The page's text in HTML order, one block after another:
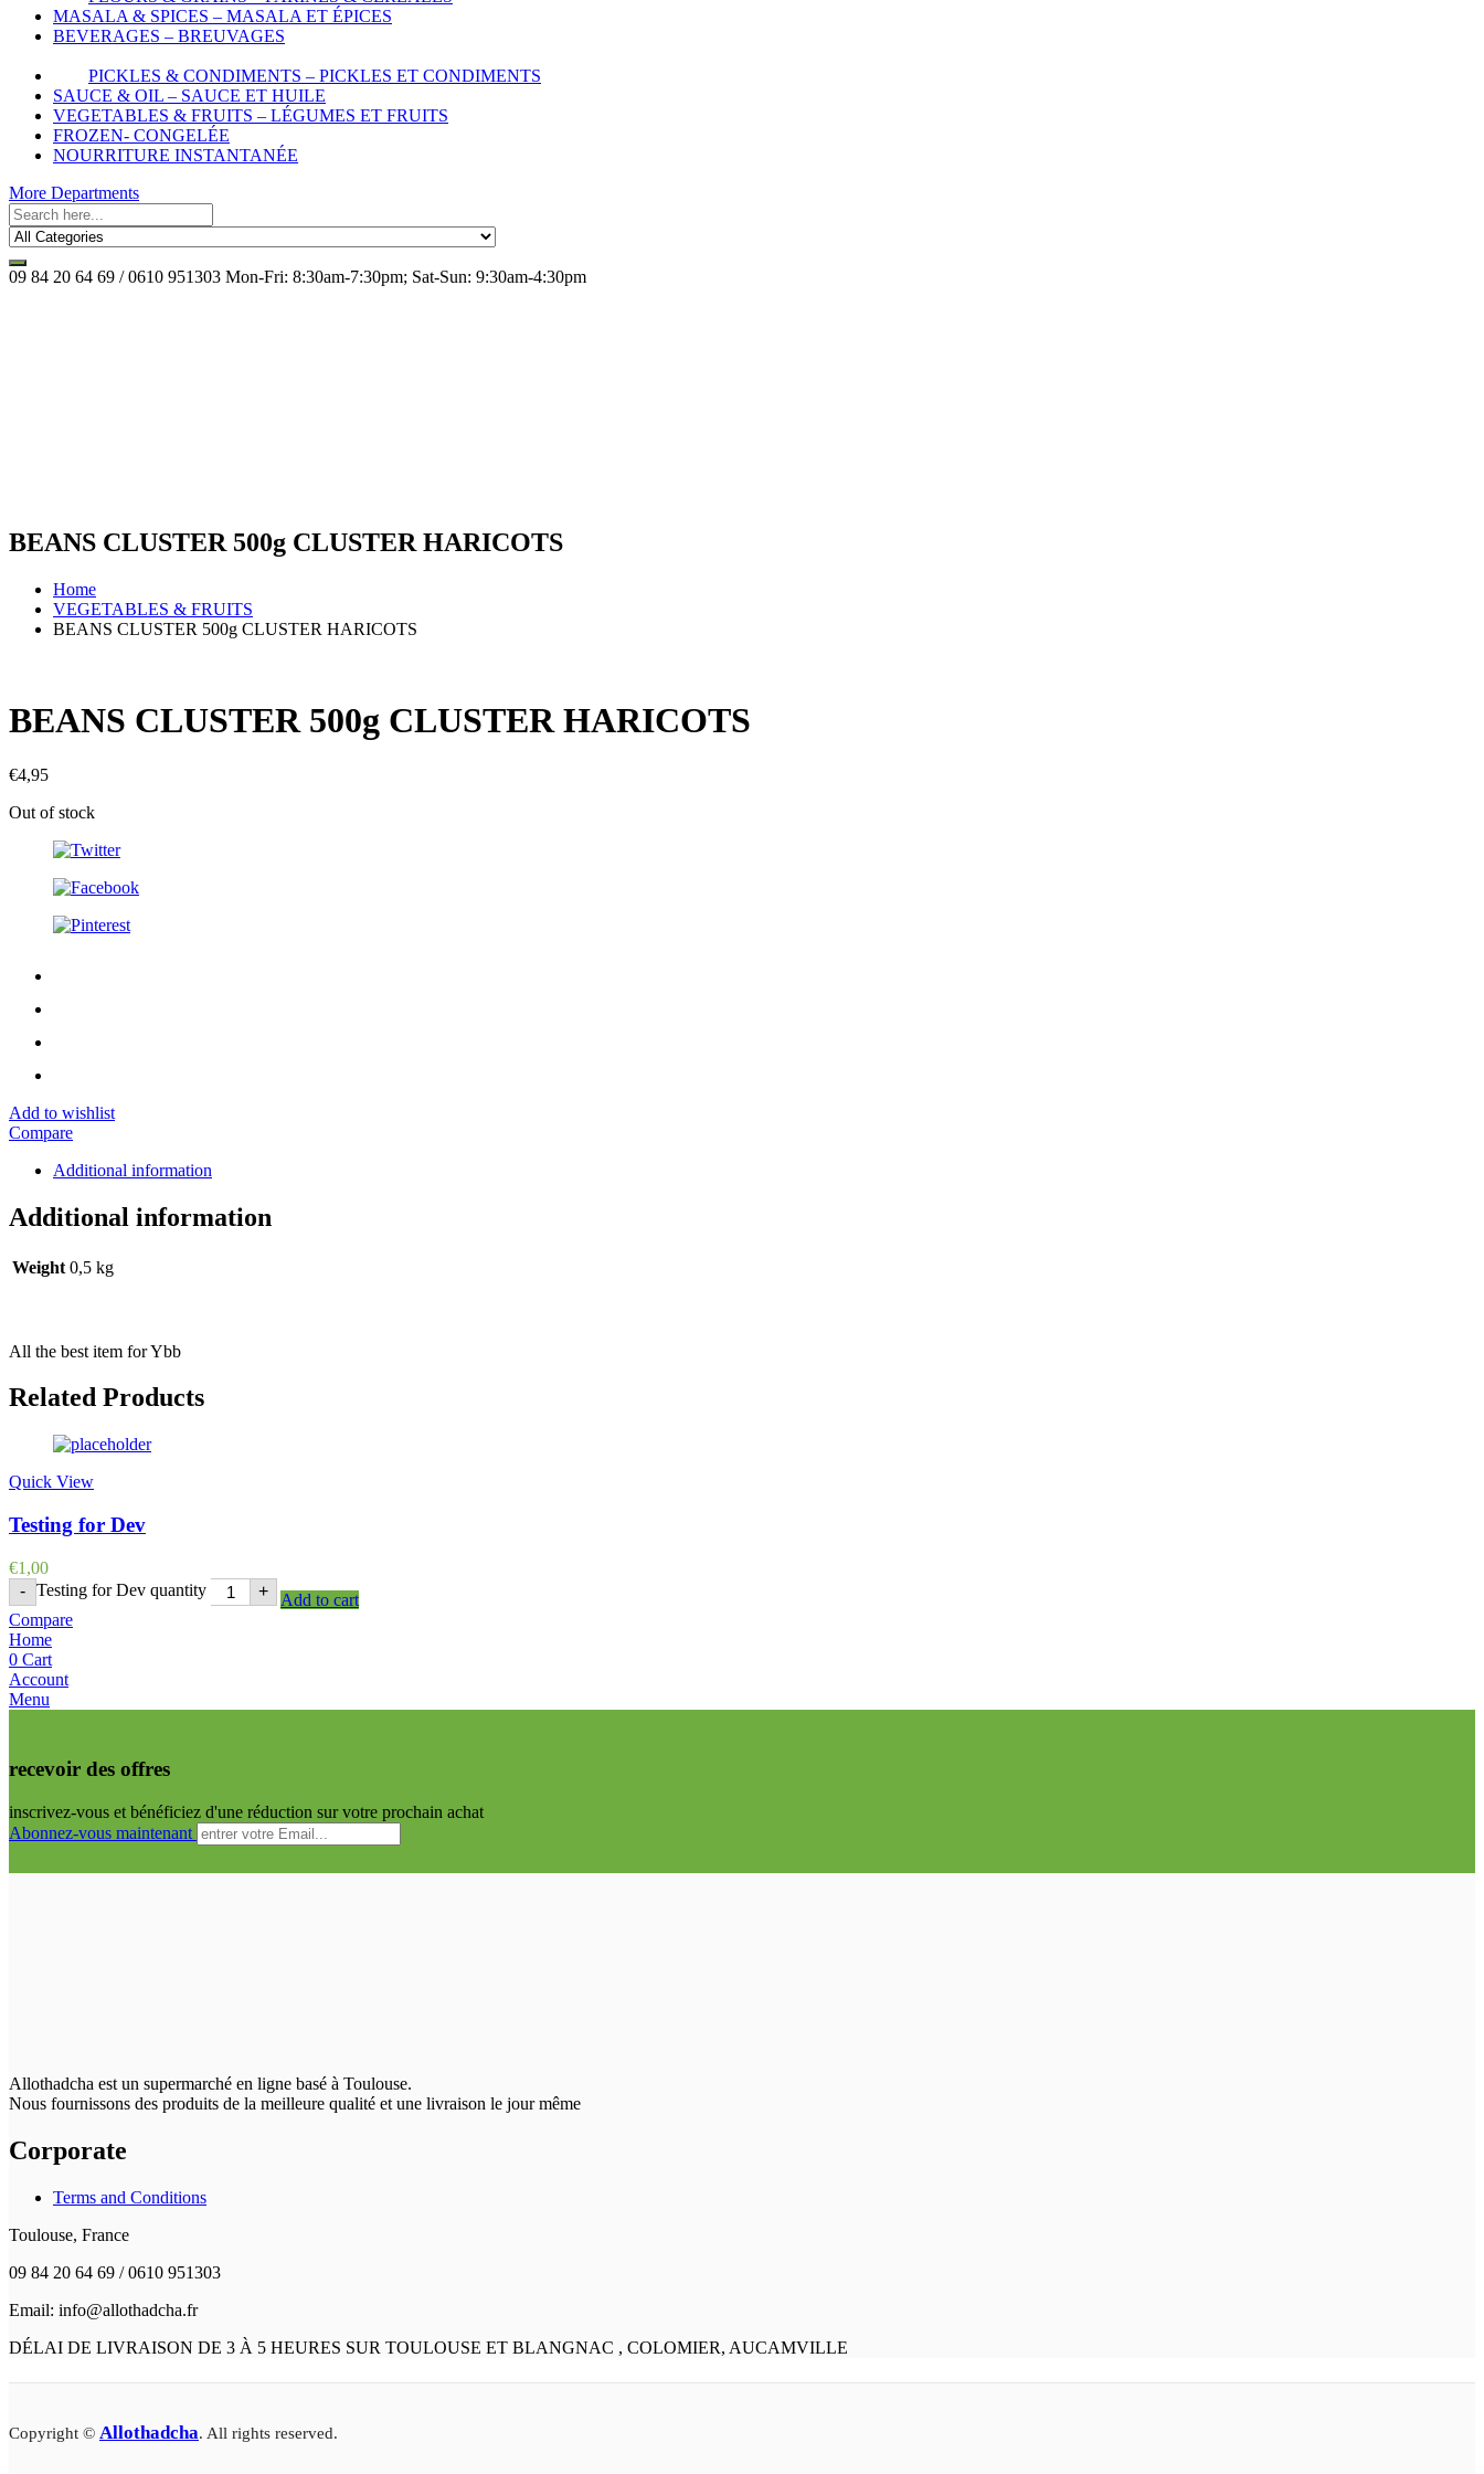
MASALA & SPICES – MASALA ET ÉPICES
BEVERAGES – BREUVAGES
PICKLES & CONDIMENTS – PICKLES ET CONDIMENTS
SAUCE & OIL – SAUCE ET HUILE
VEGETABLES & FRUITS – LÉGUMES ET FRUITS
FROZEN- CONGELÉE
NOURRITURE INSTANTANÉE
More Departments
09 84 20 64 69 / 0610 951303 Mon-Fri: 8:30am-7:30pm; Sat-Sun: 9:30am-4:30pm
BEANS CLUSTER 500g CLUSTER HARICOTS
Home
VEGETABLES & FRUITS
BEANS CLUSTER 500g CLUSTER HARICOTS
BEANS CLUSTER 500g CLUSTER HARICOTS
€4,95
Out of stock
Add to wishlist
Compare
Additional information
Additional information
Weight 0,5 kg
All the best item for Ybb
Related Products
Quick View
Testing for Dev
€1,00
- Testing for Dev quantity +
Add to cart
Compare
Home
0 Cart
Account
Menu
recevoir des offres
inscrivez-vous et bénéficiez d'une réduction sur votre prochain achat
Abonnez-vous maintenant
Allothadcha est un supermarché en ligne basé à Toulouse.
Nous fournissons des produits de la meilleure qualité et une livraison le jour même
Corporate
Terms and Conditions
Toulouse, France
09 84 20 64 69 / 0610 951303
Email: info@allothadcha.fr
DÉLAI DE LIVRAISON DE 3 À 5 HEURES SUR TOULOUSE ET BLANGNAC , COLOMIER, AUCAMVILLE
Copyright © Allothadcha. All rights reserved.